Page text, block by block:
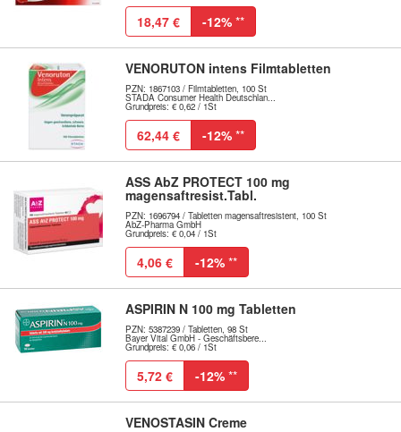
18,47 € -12% **
VENORUTON intens Filmtabletten
PZN: 1867103 / Filmtabletten, 100 St
STADA Consumer Health Deutschlan...
Grundpreis: € 0,62 / 1St
62,44 € -12% **
ASS AbZ PROTECT 100 mg
magensaftresist.Tabl.
PZN: 1696794 / Tabletten magensaftresistent, 100 St
AbZ-Pharma GmbH
Grundpreis: € 0,04 / 1St
4,06 € -12% **
ASPIRIN N 100 mg Tabletten
PZN: 5387239 / Tabletten, 98 St
Bayer Vital GmbH - Geschäftsbere...
Grundpreis: € 0,06 / 1St
5,72 € -12% **
VENOSTASIN Creme